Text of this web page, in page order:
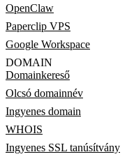
OpenClaw
Paperclip VPS
Google Workspace
DOMAIN
Domainkereső
Olcsó domainnév
Ingyenes domain
WHOIS
Ingyenes SSL tanúsítvány